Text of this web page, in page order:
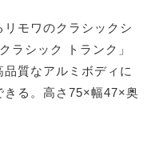
モワのクラシックシ
ラシック トランク」
質なアルミボディに
きる。高さ75×幅47×奥